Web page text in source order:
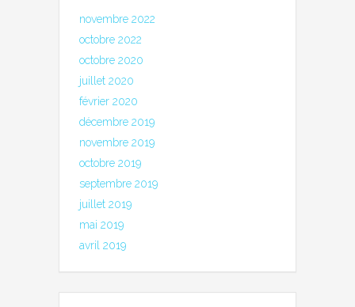
novembre 2022
octobre 2022
octobre 2020
juillet 2020
février 2020
décembre 2019
novembre 2019
octobre 2019
septembre 2019
juillet 2019
mai 2019
avril 2019